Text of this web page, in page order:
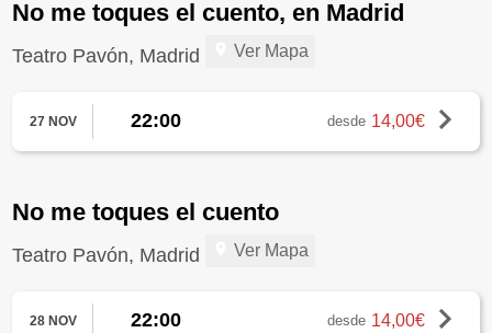
No me toques el cuento, en Madrid
Teatro Pavón, Madrid Ver Mapa
27 NOV 22:00 desde 14,00€
No me toques el cuento
Teatro Pavón, Madrid Ver Mapa
28 NOV 22:00 desde 14,00€